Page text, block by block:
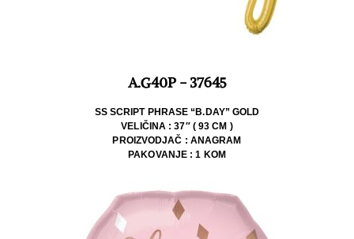
A.G40P - 37645
SS SCRIPT PHRASE “B.DAY” GOLD
VELIČINA : 37″ ( 93 CM )
PROIZVODJAČ : ANAGRAM
PAKOVANJE : 1 KOM